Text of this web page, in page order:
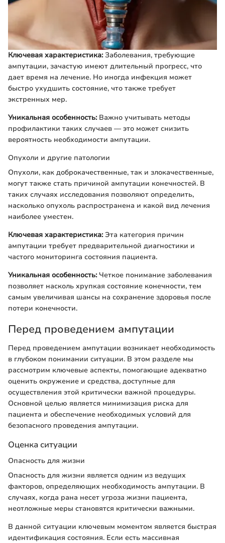
Ключевая характеристика:Заболевания, требующие
ампутации, зачастую имеют длительный прогресс, что
дает время на лечение. Но иногда инфекция может
быстро ухудшить состояние, что также требует
экстренных мер.
Уникальная особенность:Важно учитывать методы
профилактики таких случаев — это может снизить
вероятность необходимости ампутации.
Опухоли и другие патологии
Опухоли, как доброкачественные, так и злокачественные,
могут также стать причиной ампутации конечностей. В
таких случаях исследования позволяют определить,
насколько опухоль распространена и какой вид лечения
наиболее уместен.
Ключевая характеристика:Эта категория причин
ампутации требует предварительной диагностики и
частого мониторинга состояния пациента.
Уникальная особенность:Четкое понимание заболевания
позволяет насколь хрупкая состояние конечности, тем
самым увеличивая шансы на сохранение здоровья после
потери конечности.
Перед проведением ампутации
Перед проведением ампутации возникает необходимость
в глубоком понимании ситуации. В этом разделе мы
рассмотрим ключевые аспекты, помогающие адекватно
оценить окружение и средства, доступные для
осуществления этой критически важной процедуры.
Основной целью является минимизация риска для
пациента и обеспечение необходимых условий для
безопасного проведения ампутации.
Оценка ситуации
Опасность для жизни
Опасность для жизни является одним из ведущих
факторов, определяющих необходимость ампутации. В
случаях, когда рана несет угроза жизни пациента,
неотложные меры становятся критически важными.
В данной ситуации ключевым моментом является быстрая
идентификация состояния. Если есть массивная